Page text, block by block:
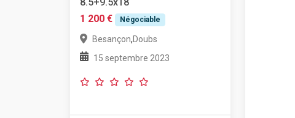
8.5+9.5x18
1 200 €
Négociable
Besançon,Doubs
15 septembre 2023